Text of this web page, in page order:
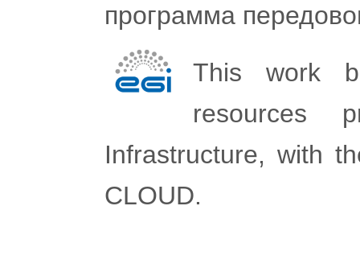
программа
This work
resources
Infrastructure, with
CLOUD.